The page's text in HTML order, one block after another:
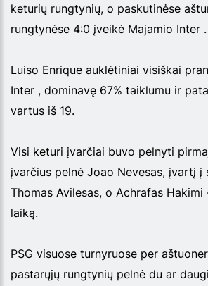
keturių rungtynių, o paskutinėse
rungtynėse 4:0 įveikė Majamio Inter .
Luiso Enrique auklėtiniai visiškai
Inter , dominavę 67% taiklumu ir
vartus iš 19.
Visi keturi įvarčiai buvo pelnyti
įvarčius pelnė Joao Nevesas, įvartį į
Thomas Avilesas, o Achrafas Hakimi
laiką.
PSG visuose turnyruose per
pastarųjų rungtynių pelnė du ar